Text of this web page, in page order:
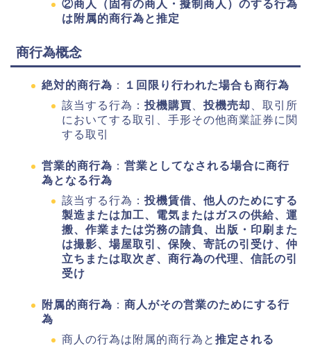
②商人（固有の商人・擬制商人）のする行為
は附属的商行為と推定
商行為概念
絶対的商行為 ：
１回限り行われた場合も商行為
該当する行為： 投機購買 投機売却 、取引所
においてする取引、手形その他商業証券に関
する取引
営業的商行為 ： 営業としてなされる場合に商行
為となる行為
該当する行為： 投機賃借、他人のためにする
製造または加工、電気またはガスの供給、運
搬、作業または労務の請負、出版・印刷また
は撮影、場屋取引、保険、寄託の引受け、仲
立ちまたは取次ぎ、商行為の代理、信託の引
受け
附属的商行為 ： 商人がその営業のためにする行
為
商人の行為は附属的商行為と 推定される